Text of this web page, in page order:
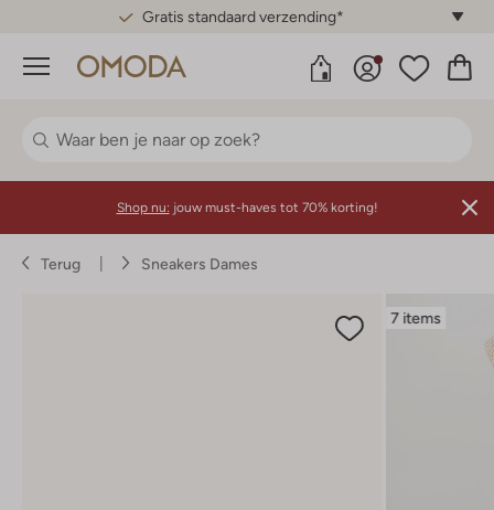
Gratis standaard verzending*
Menu
Shop nu: jouw must-haves tot 70% korting!
Terug Sneakers Dames
7 items